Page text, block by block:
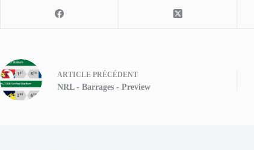
ARTICLE PRÉCÉDENT
NRL - Barrages - Preview